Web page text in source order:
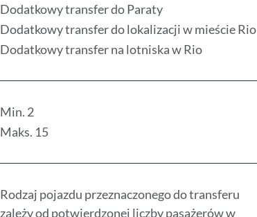
Dodatkowy transfer do Paraty
Dodatkowy transfer do lokalizacji w mieście Rio
Dodatkowy transfer na lotniska w Rio
Min. 2
Maks. 15
Rodzaj pojazdu przeznaczonego do transferu
zależy od potwierdzonej liczby pasażerów w